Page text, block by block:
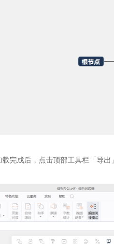
完成后，点击顶部工具栏「导